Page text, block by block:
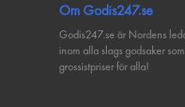
Om Godis247.se
Godis247.se är Nordens
inom alla slags godsaker som
grossistpriser för alla!